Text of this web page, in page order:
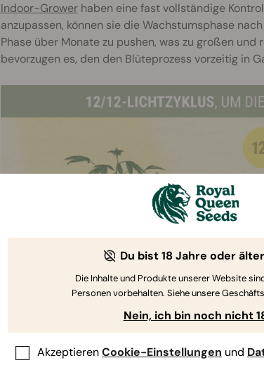
Indoor-Growerhaben eine fast vollständige
anzupassen, können sie die Wachstumsphase
Phase über Monate zu pushen, was zu großen
bevorzugen es, den den Blüteprozess vorzeitig in
Du bist 18 Jahre oder
Die Inhalte und Produkte unserer Website
Personen vorbehalten. Siehe unsere
Nein, ich bin noch nicht
AkzeptierenCookie-Einstellungen und